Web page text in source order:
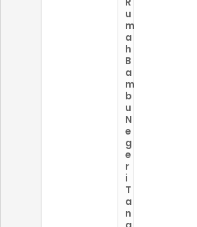
u
m
a
h
B
a
m
b
u
N
e
g
e
r
i
T
a
n